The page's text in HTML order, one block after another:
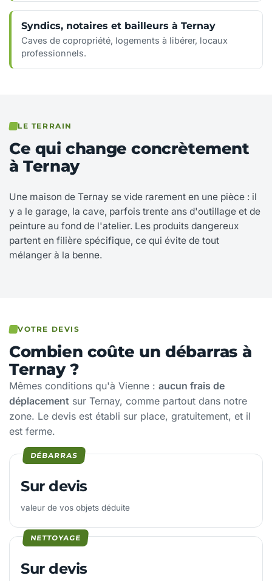
Syndics, notaires et bailleurs à Ternay
Caves de copropriété, logements à libérer, locaux
professionnels.
LE TERRAIN
Ce qui change concrètement
à Ternay
Une maison de Ternay se vide rarement en une pièce : il
y a le garage, la cave, parfois trente ans d'outillage et de
peinture au fond de l'atelier. Les produits dangereux
partent en filière spécifique, ce qui évite de tout
mélanger à la benne.
VOTRE DEVIS
Combien coûte un débarras à
Ternay ?
Mêmes conditions qu'à Vienne : aucun frais de
déplacement sur Ternay, comme partout dans notre
zone. Le devis est établi sur place, gratuitement, et il
est ferme.
DÉBARRAS
Sur devis
valeur de vos objets déduite
NETTOYAGE
Sur devis